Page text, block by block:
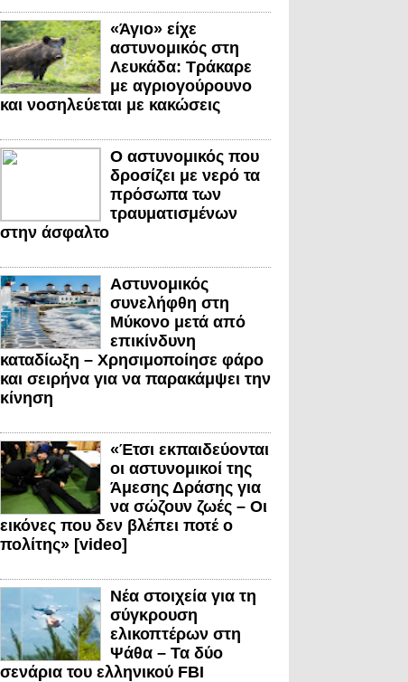
«Άγιο» είχε
αστυνομικός στη
Λευκάδα: Τράκαρε
με αγριογούρουνο
και νοσηλεύεται με κακώσεις
Ο αστυνομικός που
δροσίζει με νερό τα
πρόσωπα των
τραυματισμένων
στην άσφαλτο
Αστυνομικός
συνελήφθη στη
Μύκονο μετά από
επικίνδυνη
καταδίωξη – Χρησιμοποίησε φάρο
και σειρήνα για να παρακάμψει την
κίνηση
«Έτσι εκπαιδεύονται
οι αστυνομικοί της
Άμεσης Δράσης για
να σώζουν ζωές – Οι
εικόνες που δεν βλέπει ποτέ ο
πολίτης» [video]
Νέα στοιχεία για τη
σύγκρουση
ελικοπτέρων στη
Ψάθα – Τα δύο
σενάρια του ελληνικού FBI